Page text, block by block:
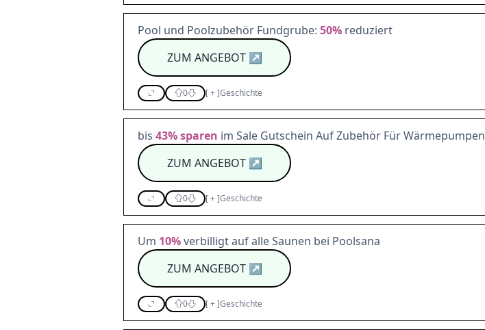
Pool und Poolzubehör Fundgrube: 50% reduziert
ZUM ANGEBOT↗
0 [+]Geschichte
bis 43%sparen im Sale Gutschein Auf Zubehör Für Wärmepumpen
ZUM ANGEBOT↗
0 [+]Geschichte
Um 10%verbilligt auf alle Saunen bei Poolsana
ZUM ANGEBOT↗
0 [+]Geschichte